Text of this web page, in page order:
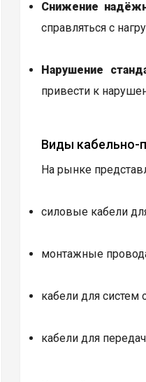
Снижение
справляться с
Нарушение
привести к
Виды кабельно-
На рынке
силовые кабели
монтажные
кабели для систем
кабели для